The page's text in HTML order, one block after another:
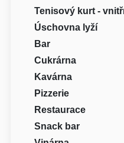
Tenisový kurt -
Úschovna lyží
Bar
Cukrárna
Kavárna
Pizzerie
Restaurace
Snack bar